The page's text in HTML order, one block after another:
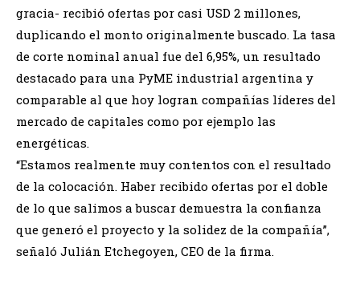
gracia- recibió ofertas por casi USD 2 millones,
duplicando el monto originalmente buscado. La tasa
de corte nominal anual fue del 6,95%, un resultado
destacado para una PyME industrial argentina y
comparable al que hoy logran compañías líderes del
mercado de capitales como por ejemplo las
energéticas.
“Estamos realmente muy contentos con el resultado
de la colocación. Haber recibido ofertas por el doble
de lo que salimos a buscar demuestra la confianza
que generó el proyecto y la solidez de la compañía”,
señaló Julián Etchegoyen, CEO de la firma.